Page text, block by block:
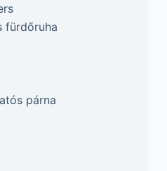
fürdőruha
párna